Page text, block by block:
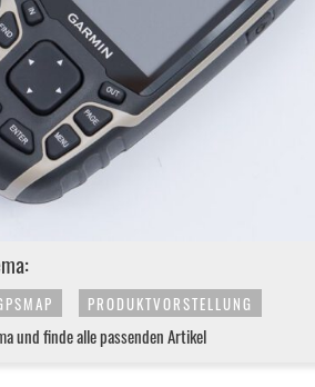
PRODUKTVORSTELLUNG
und finde alle passenden Artikel